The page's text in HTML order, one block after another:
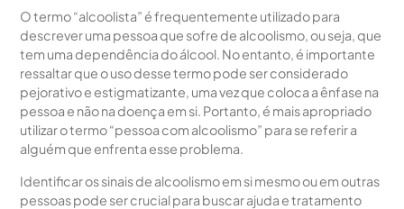
O termo “alcoolista” é frequentemente utilizado para
descrever uma pessoa que sofre de alcoolismo, ou seja, que
tem uma dependência do álcool. No entanto, é importante
ressaltar que o uso desse termo pode ser considerado
pejorativo e estigmatizante, uma vez que coloca a ênfase na
pessoa e não na doença em si. Portanto, é mais apropriado
utilizar o termo “pessoa com alcoolismo” para se referir a
alguém que enfrenta esse problema.
Identificar os sinais de alcoolismo em si mesmo ou em outras
pessoas pode ser crucial para buscar ajuda e tratamento